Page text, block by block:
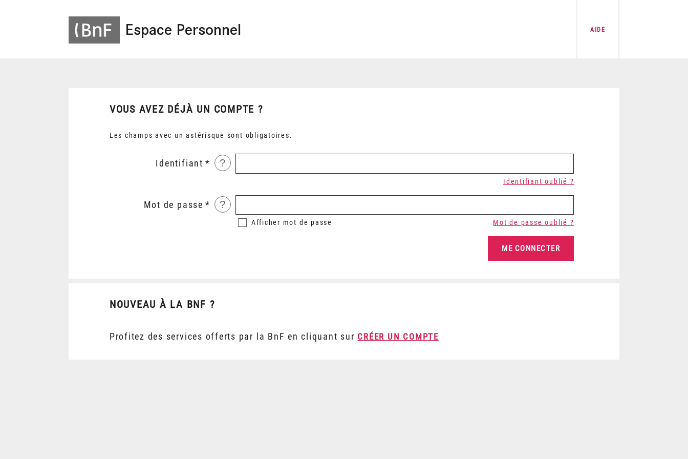
Espace Personnel AIDE
VOUS AVEZ DÉJÀ UN COMPTE ?
Les champs avec un astérisque sont obligatoires.
Identifiant ?
Identifiant oublié ?
Mot de passe ?
Afficher mot de passe Mot de passe oublié ?
NOUVEAU À LA BNF ?
Profitez des services offerts par la BnF en cliquant sur CRÉER UN COMPTE